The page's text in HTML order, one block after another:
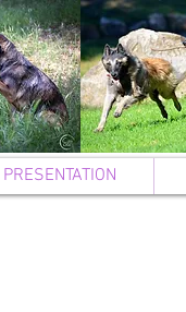
PRESENTATION